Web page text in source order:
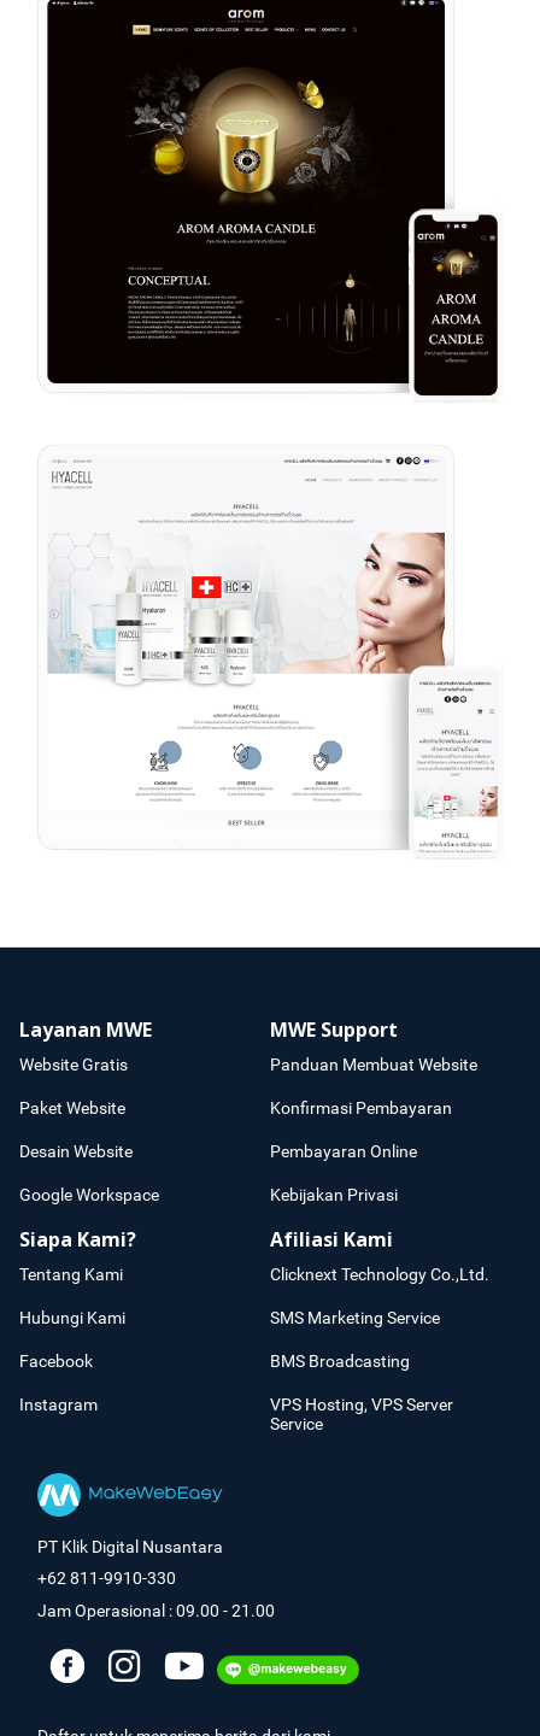
Layanan MWE
Website Gratis
Paket Website
Desain Website
Google Workspace
MWE Support
Panduan Membuat Website
Konfirmasi Pembayaran
Pembayaran Online
Kebijakan Privasi
Siapa Kami?
Tentang Kami
Hubungi Kami
Facebook
Instagram
Afiliasi Kami
Clicknext Technology Co.,Ltd.
SMS Marketing Service
BMS Broadcasting
VPS Hosting, VPS Server
Service
PT Klik Digital Nusantara
+62 811-9910-330
Jam Operasional : 09.00 - 21.00